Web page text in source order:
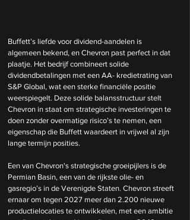
Buffett’s liefde voor dividend-aandelen is
algemeen bekend, en Chevron past perfect in dat
plaatje. Het bedrijf combineert solide
dividendbetalingen met een AA- kredietrating van
S&P Global, wat een sterke financiële positie
weerspiegelt. Deze solide balansstructuur stelt
Chevron in staat om strategische investeringen te
doen zonder overmatige risico’s te nemen, een
eigenschap die Buffett waardeert in vrijwel al zijn
lange termijn posities.
Een van Chevron's strategische groeipijlers is de
Permian Basin, een van de rijkste olie- en
gasregio’s in de Verenigde Staten. Chevron streeft
ernaar om tegen 2027 meer dan 2.200 nieuwe
productielocaties te ontwikkelen, met een ambitie